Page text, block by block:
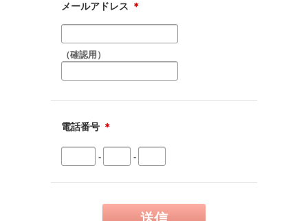
メールアドレス ＊
（確認用）
電話番号 ＊
- -